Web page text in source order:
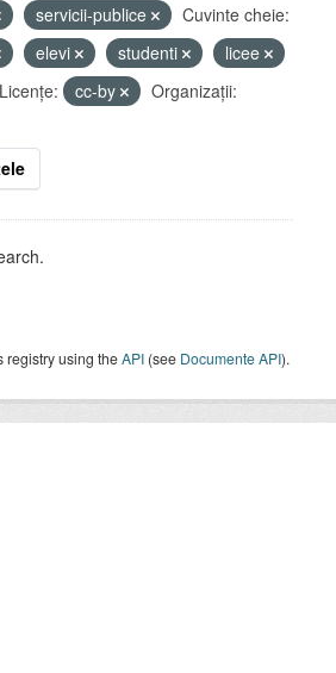
servicii-publice
Cuvinte cheie:
elevi studenti
licee
Licenţe: cc-by
Organizații:
registry using theAPI (see Documente API).